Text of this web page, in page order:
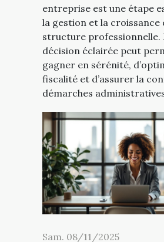
entreprise est une étape
la gestion et la croissance
structure professionnelle.
décision éclairée peut
gagner en sérénité,
fiscalité et d’assurer la
démarches
Sam. 08/11/2025